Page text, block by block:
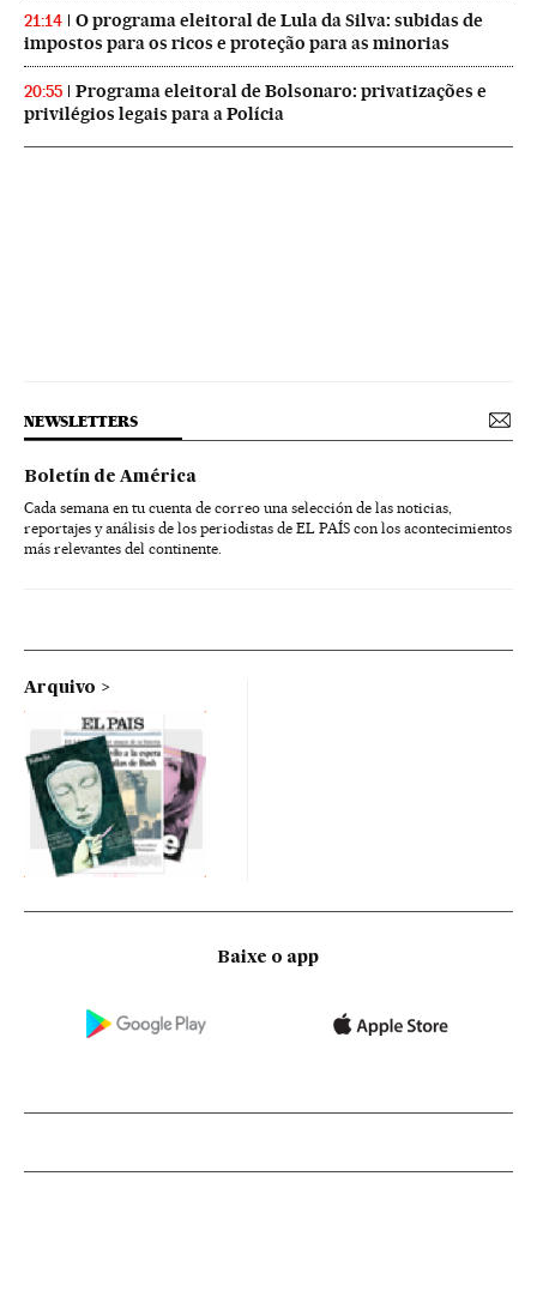
21:14
O programa eleitoral de Lula da Silva: subidas de
impostos para os ricos e proteção para as minorias
20:55
Programa eleitoral de Bolsonaro: privatizações e
privilégios legais para a Polícia
NEWSLETTERS
Boletín de América
Cada semana en tu cuenta de correo una selección de las noticias,
reportajes y análisis de los periodistas de EL PAÍS con los acontecimientos
más relevantes del continente.
Arquivo
Baixe o app